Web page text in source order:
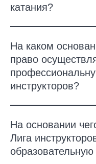
катания?
На каком
право
инструкторов?
На основании
Лига